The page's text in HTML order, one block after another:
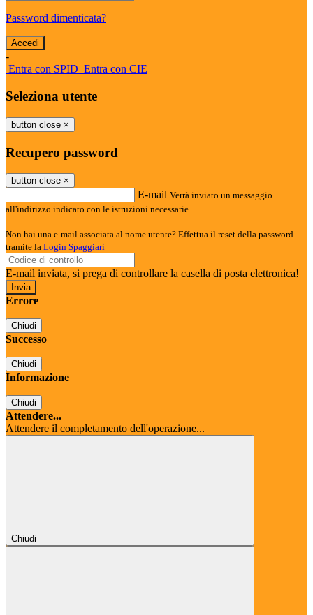
Password dimenticata?
-
Entra con SPID Entra con CIE
Seleziona utente
button close ×
Recupero password
button close ×
E-mail Verrà inviato un messaggio
all'indirizzo indicato con le istruzioni necessarie.
Non hai una e-mail associata al nome utente? Effettua il reset della password
tramite la Login Spaggiari
E-mail inviata, si prega di controllare la casella di posta elettronica!
Errore
Chiudi
Successo
Chiudi
Informazione
Chiudi
Attendere...
Attendere il completamento dell'operazione...
Chiudi